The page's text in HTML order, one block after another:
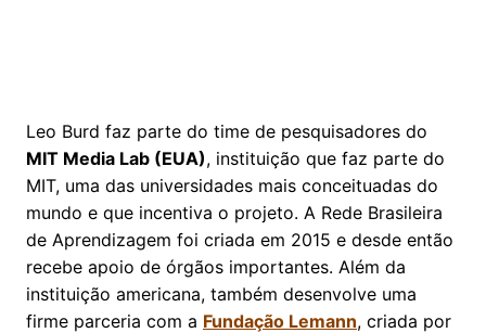
Leo Burd faz parte do time de pesquisadores do
MIT Media Lab (EUA), instituição que faz parte do
MIT, uma das universidades mais conceituadas do
mundo e que incentiva o projeto. A Rede Brasileira
de Aprendizagem foi criada em 2015 e desde então
recebe apoio de órgãos importantes. Além da
instituição americana, também desenvolve uma
firme parceria com a Fundação Lemann, criada por